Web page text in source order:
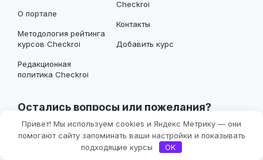
О портале
Методология рейтинга
курсов Checkroi
Редакционная
политика Checkroi
Checkroi
Контакты
Добавить курс
Остались вопросы или пожелания?
Написать в Телеграм
Привет! Мы используем cookies и Яндекс Метрику — они
помогают сайту запоминать ваши настройки и показывать
подходящие курсы
OK
Фильтры